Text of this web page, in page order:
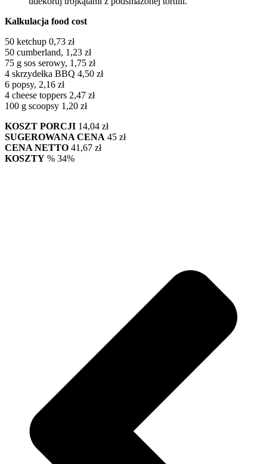
Kalkulacja food cost
50 ketchup 0,73 zł
50 cumberland, 1,23 zł
75 g sos serowy, 1,75 zł
4 skrzydełka BBQ 4,50 zł
6 popsy, 2,16 zł
4 cheese toppers 2,47 zł
100 g scoopsy 1,20 zł
KOSZT PORCJI 14,04 zł
SUGEROWANA CENA 45 zł
CENA NETTO 41,67 zł
KOSZTY % 34%